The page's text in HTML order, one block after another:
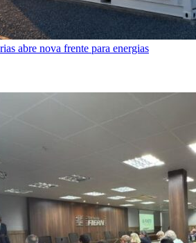
abre nova frente para energias